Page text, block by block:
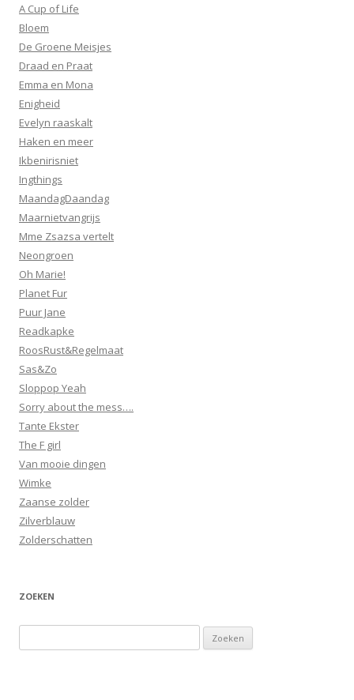
A Cup of Life
Bloem
De Groene Meisjes
Draad en Praat
Emma en Mona
Enigheid
Evelyn raaskalt
Haken en meer
Ikbenirisniet
Ingthings
MaandagDaandag
Maarnietvangrijs
Mme Zsazsa vertelt
Neongroen
Oh Marie!
Planet Fur
Puur Jane
Readkapke
RoosRust&Regelmaat
Sas&Zo
Sloppop Yeah
Sorry about the mess….
Tante Ekster
The F girl
Van mooie dingen
Wimke
Zaanse zolder
Zilverblauw
Zolderschatten
ZOEKEN
naar: